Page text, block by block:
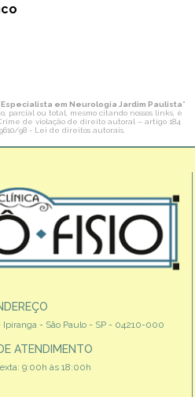
em Neurologia Jardim Paulista"
parcial ou total, mesmo citando nossos links, é
de violação de direito autoral – artigo 184
98 - Lei de direitos autorais.
- São Paulo - SP - 04210-000
ATENDIMENTO
9:00h às 18:00h